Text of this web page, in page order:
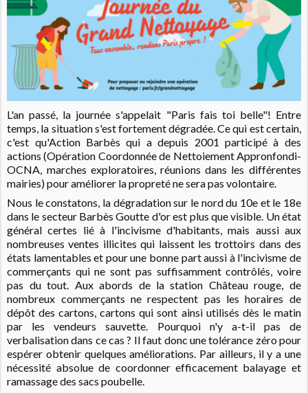
L'an passé, la journée s'appelait "Paris fais toi belle"! Entre
temps, la situation s'est fortement dégradée. Ce qui est certain,
c'est qu'Action Barbès qui a depuis 2001 participé à des
actions (Opération Coordonnée de Nettoiement Appronfondi-
OCNA, marches exploratoires, réunions dans les différentes
mairies) pour améliorer la propreté ne sera pas volontaire.
Nous le constatons, la dégradation sur le nord du 10e et le 18e
dans le secteur Barbès Goutte d'or est plus que visible. Un état
général certes lié à l'incivisme d'habitants, mais aussi aux
nombreuses ventes illicites qui laissent les trottoirs dans des
états lamentables et pour une bonne part aussi à l'incivisme de
commerçants qui ne sont pas suffisamment contrôlés, voire
pas du tout. Aux abords de la station Château rouge, de
nombreux commerçants ne respectent pas les horaires de
dépôt des cartons, cartons qui sont ainsi utilisés dès le matin
par les vendeurs sauvette. Pourquoi n'y a-t-il pas de
verbalisation dans ce cas ? Il faut donc une tolérance zéro pour
espérer obtenir quelques améliorations. Par ailleurs, il y a une
nécessité absolue de coordonner efficacement balayage et
ramassage des sacs poubelle.